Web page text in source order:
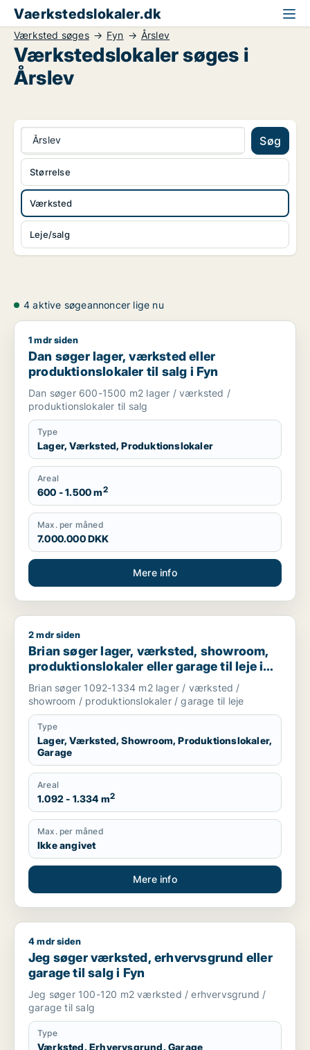
Vaerkstedslokaler.dk
Værksted søges Fyn Årslev
Værkstedslokaler søges i
Årslev
Årslev Søg
Værksted
Leje/salg
Størrelse
4 aktive søgeannoncer lige nu
Dan søger lager, værksted eller produktionslokaler til salg i
1 mdr siden
Dan søger lager, værksted eller
produktionslokaler til salg i Fyn
Dan søger 600-1500 m2 lager / værksted /
produktionslokaler til salg
Type
Lager, Værksted, Produktionslokaler
Areal
600 - 1.500 m2
Max. per måned
7.000.000 DKK
Mere info
Brian søger lager, værksted, showroom, produktionslokaler
2 mdr siden
Brian søger lager, værksted, showroom,
produktionslokaler eller garage til leje i
Odense C, Odense SØ eller Odense M
m.fl.
Brian søger 1092-1334 m2 lager / værksted /
showroom / produktionslokaler / garage til leje
Type
Lager, Værksted, Showroom, Produktionslokaler,
Garage
Areal
1.092 - 1.334 m2
Max. per måned
Ikke angivet
Mere info
Jeg søger værksted, erhvervsgrund eller garage til salg i
4 mdr siden
Jeg søger værksted, erhvervsgrund eller
garage til salg i Fyn
Jeg søger 100-120 m2 værksted / erhvervsgrund /
garage til salg
Type
Værksted, Erhvervsgrund, Garage